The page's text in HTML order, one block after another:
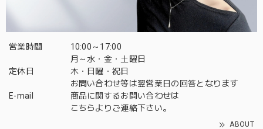
営業時間
10:00～17:00
月～水・金・土曜日
定休日
木・日曜・祝日
お問い合わせ等は翌営業日の回答となります
E-mail
商品に関するお問い合わせは
こちらよりご連絡下さい。
ABOUT